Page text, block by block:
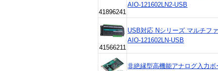
41896241
AIO-121602LN2-USB
41566211
USB対応 Nシリーズ マルチフ
AIO-121602LN-USB
非絶縁型高機能アナログ入力